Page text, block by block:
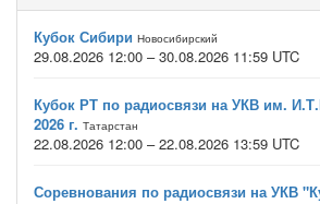
Кубок Сибири Новосибирский
29.08.2026 12:00 – 30.08.2026 11:59 UTC
Кубок РТ по радиосвязи на УКВ им.
2026 г. Татарстан
22.08.2026 12:00 – 22.08.2026 13:59 UTC
Соревнования по радиосвязи на УКВ